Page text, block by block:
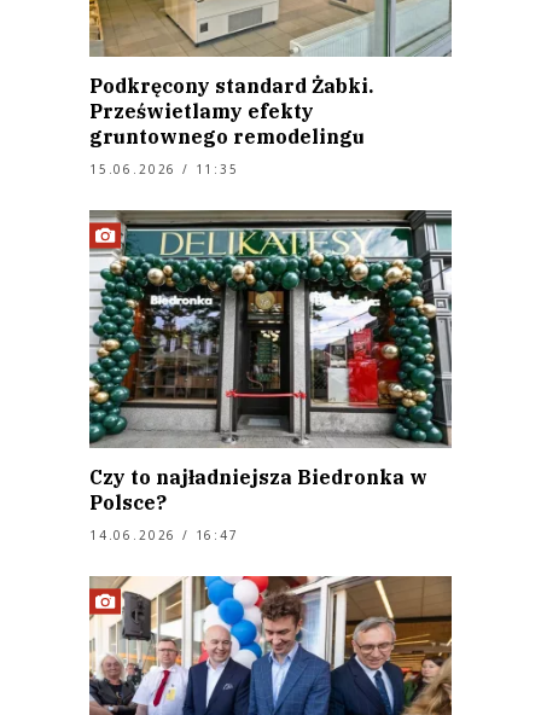
Podkręcony standard Żabki.
Prześwietlamy efekty
gruntownego remodelingu
15.06.2026 / 11:35
Czy to najładniejsza Biedronka w
Polsce?
14.06.2026 / 16:47